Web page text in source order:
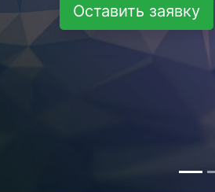
Оставить заявку